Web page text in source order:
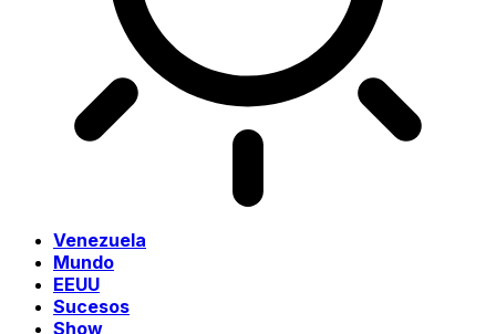
Venezuela
Mundo
EEUU
Sucesos
Show